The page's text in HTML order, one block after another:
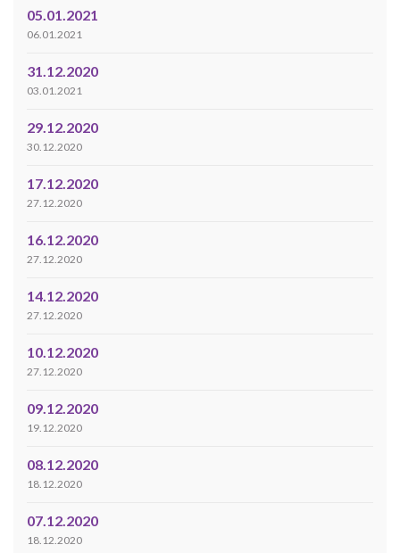
05.01.2021
06.01.2021
31.12.2020
03.01.2021
29.12.2020
30.12.2020
17.12.2020
27.12.2020
16.12.2020
27.12.2020
14.12.2020
27.12.2020
10.12.2020
27.12.2020
09.12.2020
19.12.2020
08.12.2020
18.12.2020
07.12.2020
18.12.2020